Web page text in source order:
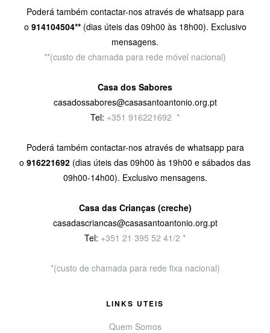
Poderá também contactar-nos através de whatsapp para
o 914104504** (dias úteis das 09h00 às 18h00). Exclusivo
mensagens.
**(custo de chamada para rede móvel nacional)
Casa dos Sabores
casadossabores@casasantoantonio.org.pt
Tel: +351 916221692 *
Poderá também contactar-nos através de whatsapp para
o 916221692 (dias úteis das 09h00 às 19h00 e sábados das
09h00-14h00). Exclusivo mensagens.
Casa das Crianças (creche)
casadascriancas@casasantoantonio.org.pt
Tel: +351 21 395 52 41/2 *
*(custo de chamada para rede fixa nacional)
LINKS UTEIS
Quem Somos